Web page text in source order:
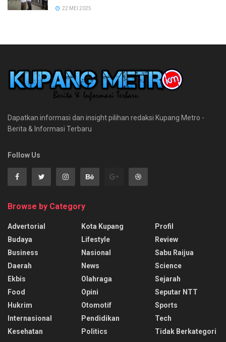
22 MEI 2025
Dapatkan informasi dan insight pilihan redaksi Kupang Metro -
Berita & Informasi Terbaru
Follow Us
Browse by Category
Advertorial
Budaya
Business
Daerah
Ekbis
Food
Hukrim
Internasional
Kesehatan
Kota Kupang
Lifestyle
Nasional
News
Olahraga
Opini
Otomotif
Pendidikan
Politics
Profil
Review
Sabu Raijua
Science
Sejarah
Seputar NTT
Sports
Tech
Tidak Berkategori